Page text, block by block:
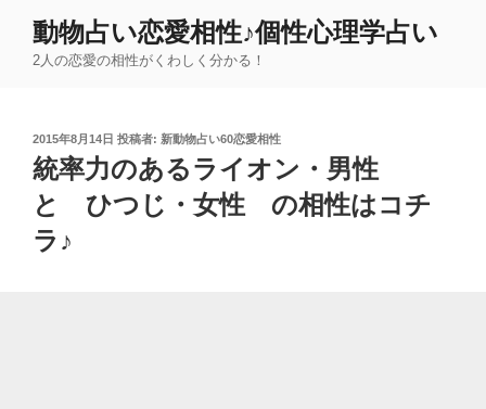
動物占い恋愛相性♪個性心理学占い
2人の恋愛の相性がくわしく分かる！
投
稿
日:
2015年8月14日 投稿者: 新動物占い60恋愛相性
統率力のあるライオン・男性
と ひつじ・女性 の相性はコチ
ラ♪